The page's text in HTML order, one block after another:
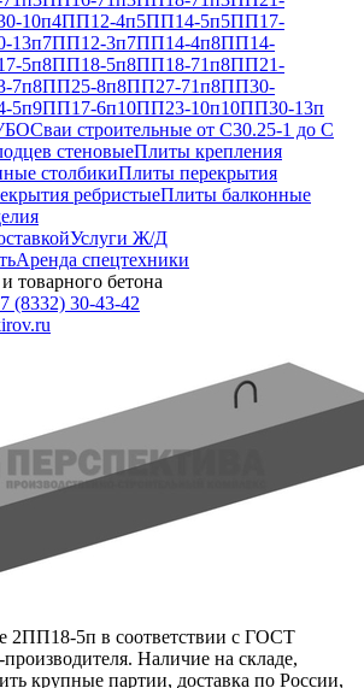
10п4ПП12-4п5ПП14-5п5ПП17-
13п7ПП12-3п7ПП14-4п8ПП14-
5п8ПП18-5п8ПП18-71п8ПП21-
7п8ПП25-8п8ПП27-71п8ПП30-
5п9ПП17-6п10ПП23-10п10ПП30-13п
Сваи строительные от С30.25-1 до С
стеновыеПлиты крепления
столбикиПлиты перекрытия
ребристыеПлиты балконные
Услуги Ж/Д
Аренда спецтехники
бетона
(8332) 30-43-42
2ПП18-5п в соответствии с ГОСТ
Наличие на складе,
крупные партии, доставка по России,